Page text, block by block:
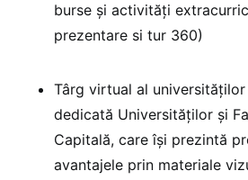
burse şi activităţi
prezentare si tur 360)
Târg virtual al
dedicată Universităţilor şi
Capitală, care îşi prezintă
avantajele prin materiale